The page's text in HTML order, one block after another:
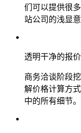
们可以提供很
站公司的浅显意
透明干净的报
商务洽谈阶段
解价格计算方
中的所有细节。